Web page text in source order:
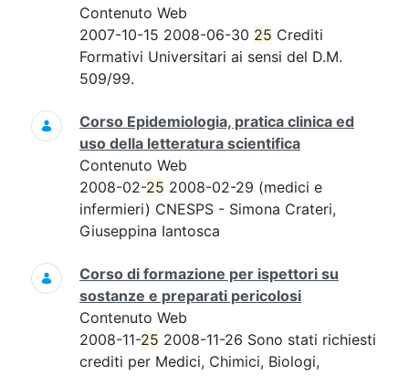
Contenuto Web
2007-10-15 2008-06-30 25 Crediti
Formativi Universitari ai sensi del D.M.
509/99.
Corso Epidemiologia, pratica clinica ed
uso della letteratura scientifica
Contenuto Web
2008-02-25 2008-02-29 (medici e
infermieri) CNESPS - Simona Crateri,
Giuseppina Iantosca
Corso di formazione per ispettori su
sostanze e preparati pericolosi
Contenuto Web
2008-11-25 2008-11-26 Sono stati richiesti
crediti per Medici, Chimici, Biologi,